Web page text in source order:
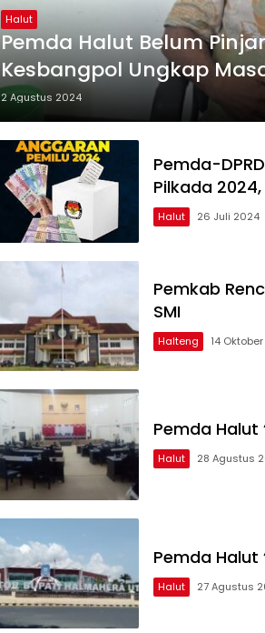
Halut
Pemda Halut Belum
Kesbangpol Ungkap
2 Agustus 2024
Pemda-
Pilkada
Halut 26 Juli 2024
Pemkab
SMI
Halteng 14
Pemda Halut
Halut 28 Agustus
Pemda Halut
Halut 27 Agustus